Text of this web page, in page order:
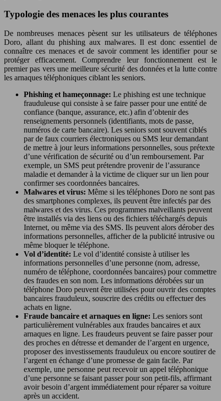
Typologie des menaces les plus courantes
De nombreuses menaces pèsent sur les utilisateurs de téléphones
Doro, allant du phishing aux malwares. Il est donc essentiel de
connaître ces menaces et de savoir comment les identifier pour se
protéger efficacement. Comprendre leur fonctionnement est le
premier pas vers une meilleure sécurité des données et la lutte contre
les arnaques téléphoniques ciblant les seniors.
Phishing et hameçonnage: Le phishing est une technique
frauduleuse qui consiste à se faire passer pour une entité de
confiance (banque, assurance, etc.) afin d’obtenir des
renseignements personnels (identifiants, mots de passe,
numéros de carte bancaire). Les seniors sont souvent ciblés
par de faux courriers électroniques ou SMS leur demandant
de mettre à jour leurs informations personnelles, sous prétexte
d’une vérification de sécurité ou d’un remboursement. Par
exemple, un SMS peut prétendre provenir de l’assurance
maladie et demander à la victime de cliquer sur un lien pour
confirmer ses coordonnées bancaires.
Malwares et virus: Même si les téléphones Doro ne sont pas
des smartphones complexes, ils peuvent être infectés par des
malwares et des virus. Ces programmes malveillants peuvent
être installés via des liens ou des fichiers téléchargés depuis
Internet, ou même via des SMS. Ils peuvent alors dérober des
informations personnelles, afficher de la publicité intrusive ou
même bloquer le téléphone.
Vol d’identité: Le vol d’identité consiste à utiliser les
informations personnelles d’une personne (nom, adresse,
numéro de téléphone, coordonnées bancaires) pour commettre
des fraudes en son nom. Les informations dérobées sur un
téléphone Doro peuvent être utilisées pour ouvrir des comptes
bancaires frauduleux, souscrire des crédits ou effectuer des
achats en ligne.
Fraude bancaire et arnaques en ligne: Les seniors sont
particulièrement vulnérables aux fraudes bancaires et aux
arnaques en ligne. Les fraudeurs peuvent se faire passer pour
des proches en détresse et demander de l’argent en urgence,
proposer des investissements frauduleux ou encore soutirer de
l’argent en échange d’une promesse de gain facile. Par
exemple, une personne peut recevoir un appel téléphonique
d’une personne se faisant passer pour son petit-fils, affirmant
avoir besoin d’argent immédiatement pour réparer sa voiture
après un accident.